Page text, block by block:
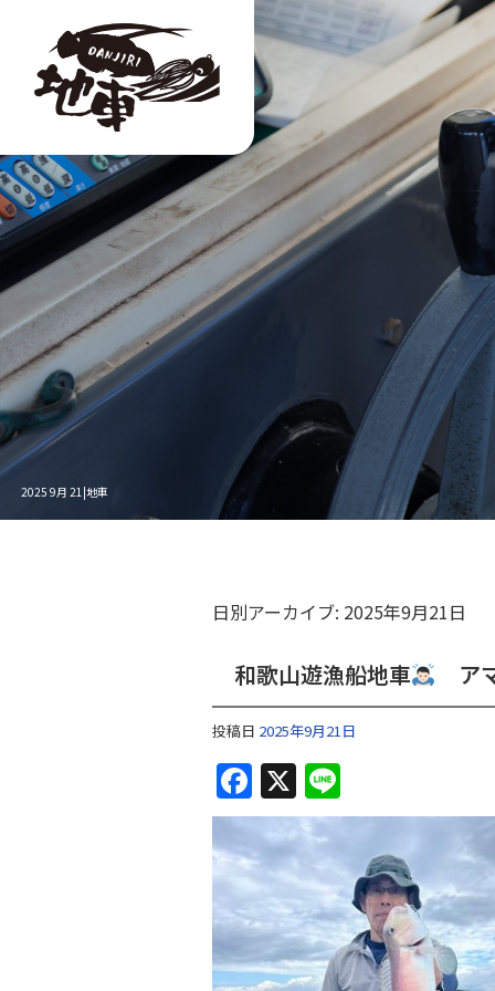
2025 9月 21|地車
日別アーカイブ: 2025年9月21日
和歌山遊漁船地車 ア
投稿日 2025年9月21日
F
a
c
e
b
o
X
n
e